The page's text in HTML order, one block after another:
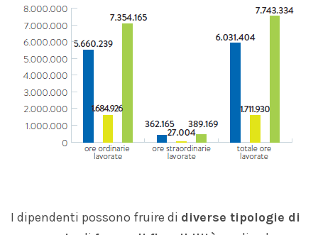
I dipendenti possono fruire di diverse tipologie di